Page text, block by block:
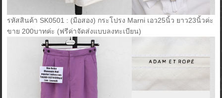
รหัสสินค้า SK0501 : (มือสอง) กระโปรง Marni เอว25นิ้ว ยาว23นิ้วค่ะ
ขาย 200บาทค่ะ (ฟรีค่าจัดส่งแบบลงทะเบียน)